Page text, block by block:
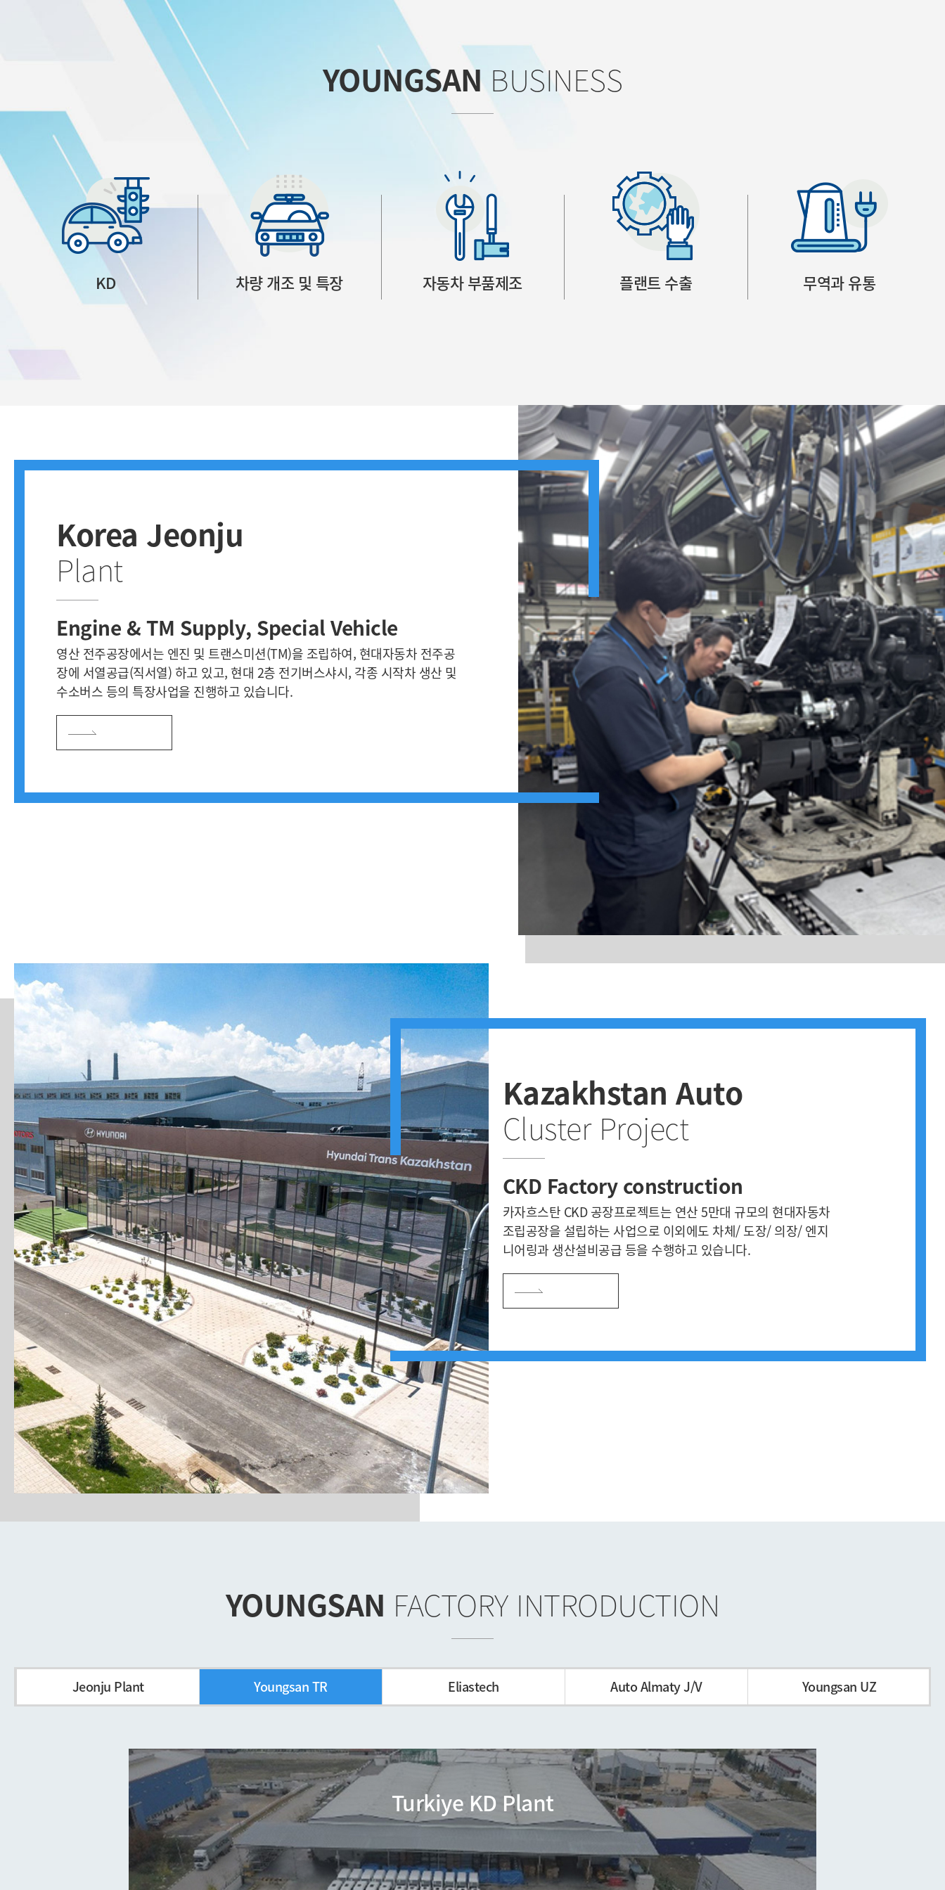
YOUNGSANBUSINESS
KD 차량 개조 및 특장 자동차 부품제조 플랜트 수출 무역과 유통
Korea Jeonju
Plant
Engine & TM Supply, Special Vehicle
영산 전주공장에서는 엔진 및 트랜스미션(TM)을 조립하여, 현대자동차 전주공
장에 서열공급(직서열) 하고 있고, 현대 2층 전기버스샤시, 각종 시작차 생산 및
수소버스 등의 특장사업을 진행하고 있습니다.
Kazakhstan Auto
Cluster Project
CKD Factory construction
카자흐스탄 CKD 공장프로젝트는 연산 5만대 규모의 현대자동차
조립공장을 설립하는 사업으로 이외에도 차체/ 도장/ 의장/ 엔지
니어링과 생산설비공급 등을 수행하고 있습니다.
YOUNGSAN FACTORY INTRODUCTION
Jeonju Plant Youngsan TR Eliastech Auto Almaty J/V Youngsan UZ
Slovakia Plastic Injection Molding Plant for Hyundai & KIA